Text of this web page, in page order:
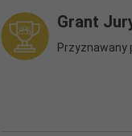
Grant
Przyznawany